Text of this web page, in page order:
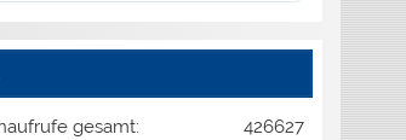
426627
gesamt: